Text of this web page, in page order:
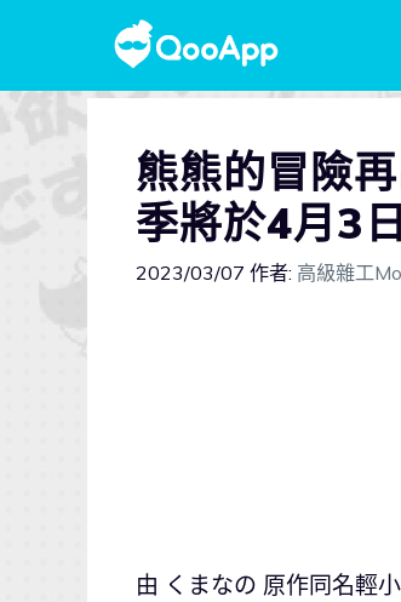
熊熊的冒險
季將於4月3
2023/03/07 作者: 高級雜工
由 くまなの 原作同名輕